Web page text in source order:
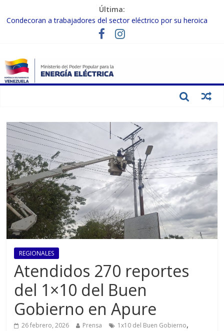
Última:
Condecoran a trabajadores del sector eléctrico por su heroica
labor tras el doble sismo del 24-J
Evalúan avances para el fortalecimiento y modernización del
Inspeccionan trabajos de rehabilitación en instalaciones del SEN
en Carabobo
Gobierno Nacional activa plan preventivo para fortalecer el SEN
REGIONALES
Atendidos 270 reportes
del 1×10 del Buen
Gobierno en Apure
26 febrero, 2026 Prensa 1x10 del Buen Gobierno,